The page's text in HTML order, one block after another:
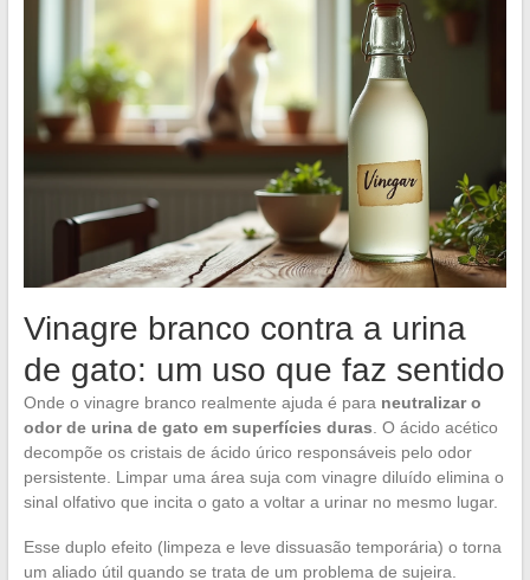
Vinagre branco contra a urina
de gato: um uso que faz sentido
Onde o vinagre branco realmente ajuda é para neutralizar o
odor de urina de gato em superfícies duras. O ácido acético
decompõe os cristais de ácido úrico responsáveis pelo odor
persistente. Limpar uma área suja com vinagre diluído elimina o
sinal olfativo que incita o gato a voltar a urinar no mesmo lugar.
Esse duplo efeito (limpeza e leve dissuasão temporária) o torna
um aliado útil quando se trata de um problema de sujeira.